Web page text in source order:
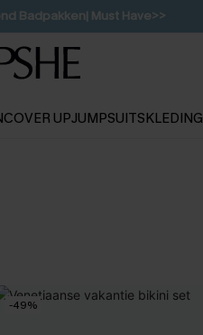
Badpakken| Must Have>>
tot 15% korting>>
SW15
COVER UPJUMPSUITSKLEDING
-49%